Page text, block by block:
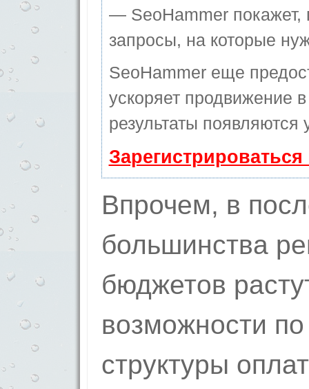
— SeoHammer покажет,
запросы, на которые
SeoHammer еще
ускоряет продвижение
результаты
Впрочем, в
большинства
бюджетов
возможности
структуры